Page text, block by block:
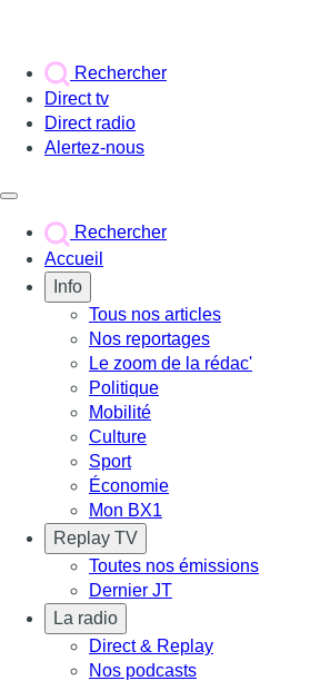
Rechercher
Direct tv
Direct radio
Alertez-nous
Rechercher
Accueil
Info
Tous nos articles
Nos reportages
Le zoom de la rédac'
Politique
Mobilité
Culture
Sport
Économie
Mon BX1
Replay TV
Toutes nos émissions
Dernier JT
La radio
Direct & Replay
Nos podcasts